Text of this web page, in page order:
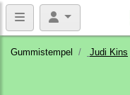
Gummistempel Judi Kins